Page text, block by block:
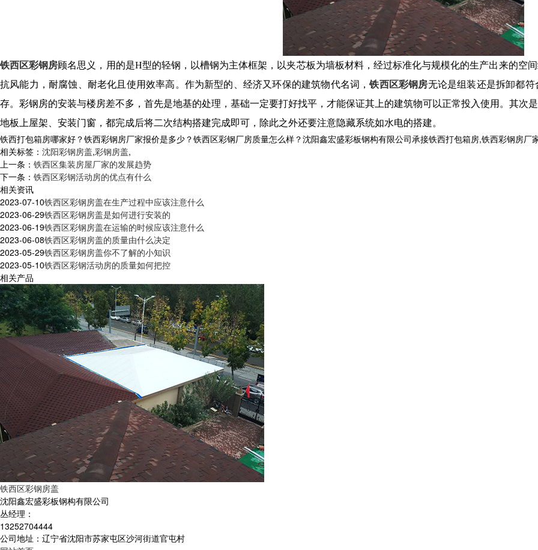
铁西区彩钢房顾名思义，用的是H型的轻钢，以槽钢为主体框架，以夹芯板为墙板材料，经过标准化与规模化的生产出来的空
抗风能力，耐腐蚀、耐老化且使用效率高。作为新型的、经济又环保的建筑物代名词，铁西区彩钢房无论是组装还是拆卸都
存。彩钢房的安装与楼房差不多，首先是地基的处理，基础一定要打好找平，才能保证其上的建筑物可以正常投入使用。其次
地板上屋架、安装门窗，都完成后将二次结构搭建完成即可，除此之外还要注意隐藏系统如水电的搭建。
铁西打包箱房哪家好？铁西彩钢房厂家报价是多少？铁西区彩钢厂房质量怎么样？沈阳鑫宏盛彩板钢构有限公司承接铁西打包箱房,铁西彩钢房
相关标签： 沈阳彩钢房盖,彩钢房盖,
上一条： 铁西区集装房屋厂家的发展趋势
下一条： 铁西区彩钢活动房的优点有什么
相关资讯
2023-07-10铁西区彩钢房盖在生产过程中应该注意什么
2023-06-29铁西区彩钢房盖是如何进行安装的
2023-06-19铁西区彩钢房盖在运输的时候应该注意什么
2023-06-08铁西区彩钢房盖的质量由什么决定
2023-05-29铁西区彩钢房盖你不了解的小知识
2023-05-10铁西区彩钢活动房的质量如何把控
相关产品
铁西区彩钢房盖
沈阳鑫宏盛彩板钢构有限公司
丛经理：
13252704444
公司地址：辽宁省沈阳市苏家屯区沙河街道官屯村